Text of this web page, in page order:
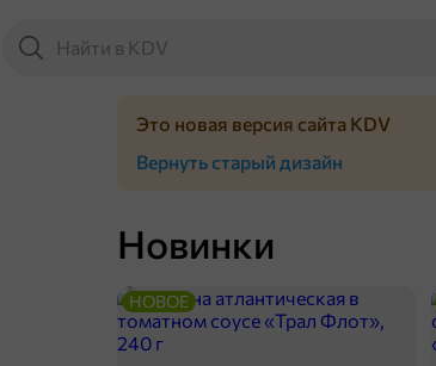
Новинки
НОВОЕ
Это новая версия сайта KDV
Вернуть старый дизайн